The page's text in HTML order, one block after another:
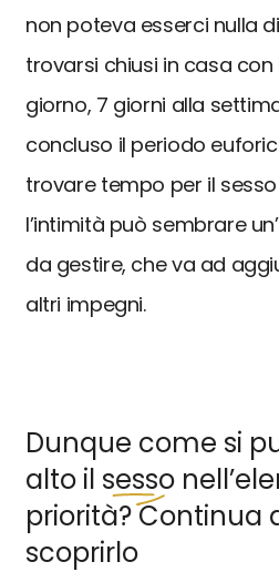
non poteva esserci nulla
trovarsi chiusi in casa
giorno, 7 giorni alla
concluso il periodo
trovare tempo per il
l’intimità può sembrare
da gestire, che va ad
altri impegni.
Dunque come si
alto il sesso
priorità? Continua
scoprirlo